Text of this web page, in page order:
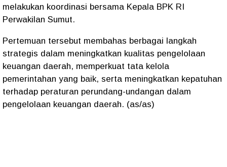
melakukan koordinasi bersama Kepala BPK RI
Perwakilan Sumut.
Pertemuan tersebut membahas berbagai langkah
strategis dalam meningkatkan kualitas pengelolaan
keuangan daerah, memperkuat tata kelola
pemerintahan yang baik, serta meningkatkan kepatuhan
terhadap peraturan perundang-undangan dalam
pengelolaan keuangan daerah. (as/as)